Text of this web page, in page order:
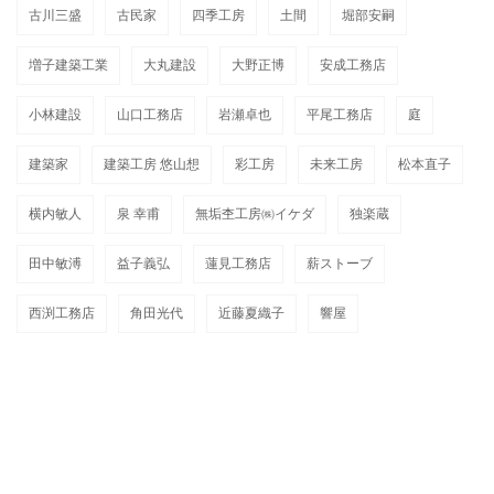
古川三盛 古民家 四季工房 土間 堀部安嗣
増子建築工業 大丸建設 大野正博 安成工務店
小林建設 山口工務店 岩瀬卓也 平尾工務店 庭
建築家 建築工房 悠山想 彩工房 未来工房 松本直子
横内敏人 泉 幸甫 無垢杢工房㈱イケダ 独楽蔵
田中敏溥 益子義弘 蓮見工務店 薪ストーブ
西渕工務店 角田光代 近藤夏織子 響屋